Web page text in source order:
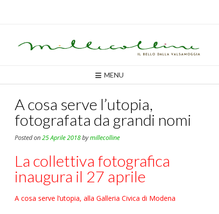
MENU
A cosa serve l’utopia,
fotografata da grandi nomi
Posted on25 Aprile 2018bymillecolline
La collettiva fotografica
inaugura il 27 aprile
A cosa serve l’utopia, alla Galleria Civica di Modena